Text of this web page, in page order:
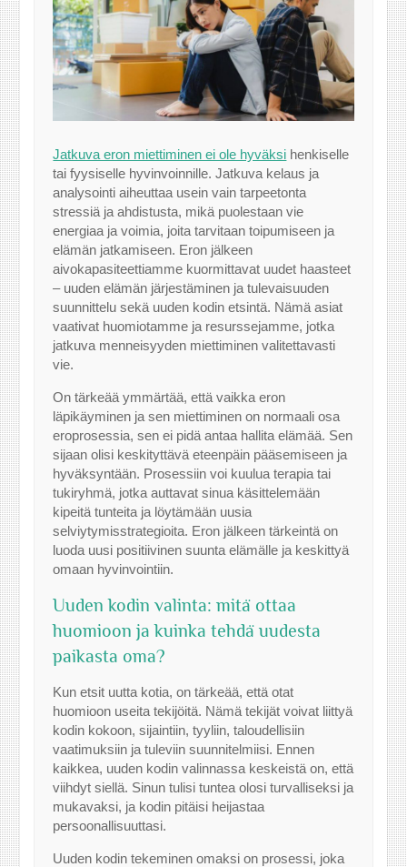
Jatkuva eron miettiminen ei ole hyväksi henkiselle
tai fyysiselle hyvinvoinnille. Jatkuva kelaus ja
analysointi aiheuttaa usein vain tarpeetonta
stressiä ja ahdistusta, mikä puolestaan vie
energiaa ja voimia, joita tarvitaan toipumiseen ja
elämän jatkamiseen. Eron jälkeen
aivokapasiteettiamme kuormittavat uudet haasteet
– uuden elämän järjestäminen ja tulevaisuuden
suunnittelu sekä uuden kodin etsintä. Nämä asiat
vaativat huomiotamme ja resurssejamme, jotka
jatkuva menneisyyden miettiminen valitettavasti
vie.
On tärkeää ymmärtää, että vaikka eron
läpikäyminen ja sen miettiminen on normaali osa
eroprosessia, sen ei pidä antaa hallita elämää. Sen
sijaan olisi keskityttävä eteenpäin pääsemiseen ja
hyväksyntään. Prosessiin voi kuulua terapia tai
tukiryhmä, jotka auttavat sinua käsittelemään
kipeitä tunteita ja löytämään uusia
selviytymisstrategioita. Eron jälkeen tärkeintä on
luoda uusi positiivinen suunta elämälle ja keskittyä
omaan hyvinvointiin.
Uuden kodin valinta: mitä ottaa
huomioon ja kuinka tehdä uudesta
paikasta oma?
Kun etsit uutta kotia, on tärkeää, että otat
huomioon useita tekijöitä. Nämä tekijät voivat liittyä
kodin kokoon, sijaintiin, tyyliin, taloudellisiin
vaatimuksiin ja tuleviin suunnitelmiisi. Ennen
kaikkea, uuden kodin valinnassa keskeistä on, että
viihdyt siellä. Sinun tulisi tuntea olosi turvalliseksi ja
mukavaksi, ja kodin pitäisi heijastaa
persoonallisuuttasi.
Uuden kodin tekeminen omaksi on prosessi, joka